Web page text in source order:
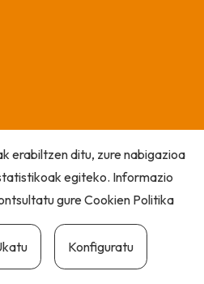
erabiltzen ditu, zure nabigazioa
egiteko. Informazio
gureCookien Politika
Konfiguratu